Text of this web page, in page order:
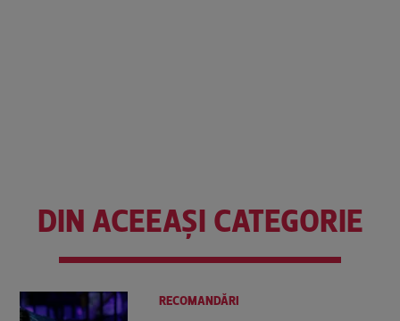
DIN ACEEAȘI CATEGORIE
RECOMANDĂRI